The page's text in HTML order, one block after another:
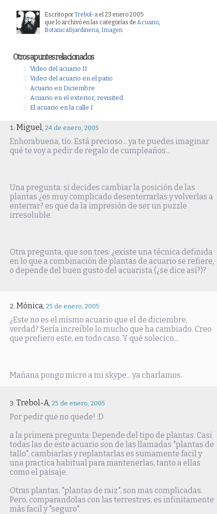
Escrito porTrebol-a el 23 enero 2005
que lo archivó en las categorías de Acuario,
Botanica&jardineria, Imagen
Otros apuntes relacionados
Video del acuario II
Video del acuario en el patio
Acuario en Diciembre
Acuario en el exterior, revisited
El acuario en la calle I
Miguel, 24 de enero, 2005
Enhorabuena, tío. Está precioso... ya te puedes imaginar
qué te voy a pedir de regalo de cumpleaños...
Una pregunta: si decides cambiar la posición de las
plantas ¿es muy complicado desenterrarlas y volverlas a
enterrar? es que da la impresión de ser un puzzle
irresoluble.
Otra pregunta, que son tres: ¿existe una técnica definida
en lo que a combinación de plantas de acuario se refiere,
o depende del buen gusto del acuarista (¿se dice así?)?
Mónica, 25 de enero, 2005
¿Este no es el mismo acuario que el de diciembre,
verdad? Sería increíble lo mucho que ha cambiado. Creo
que prefiero este, en todo caso. Y qué solecico...
Mañana pongo micro a mi skype... ya charlamos.
Trebol-A, 25 de enero, 2005
Por pedir que no quede! :D
a la primera pregunta: Depende del tipo de plantas. Casi
todas las de este acuario son de las llamadas "plantas de
tallo", cambiarlas y replantarlas es sumamente facil y
una practica habitual para mantenerlas, tanto a ellas
como el paisaje.
Otras plantas, "plantas de raiz", son mas complicadas.
Pero, comparandolas con las terrestres, es infinitamente
más facil y "seguro".